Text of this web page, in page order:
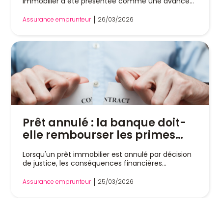
Assurance emprunteur 26/03/2026
Prêt annulé : la banque doit-
elle rembourser les primes
d’assurance emprunteur ?
Lorsqu'un prêt immobilier est annulé par décision
de justice, les conséquences financières...
Assurance emprunteur 25/03/2026